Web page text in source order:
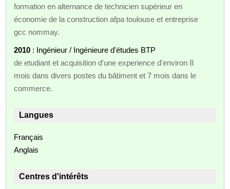
formation en alternance de technicien supérieur en
économie de la construction afpa toulouse et entreprise
gcc nommay.
2010 : Ingénieur / Ingénieure d'études BTP
de etudiant et acquisition d'une experience d'environ 8
mois dans divers postes du bâtiment et 7 mois dans le
commerce.
Langues
Français
Anglais
Centres d'intérêts